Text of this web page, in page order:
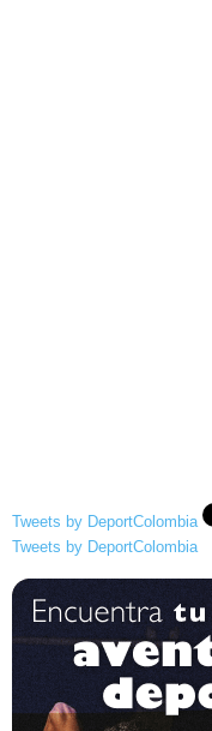
Tweets by DeportColombia
Tweets by DeportColombia